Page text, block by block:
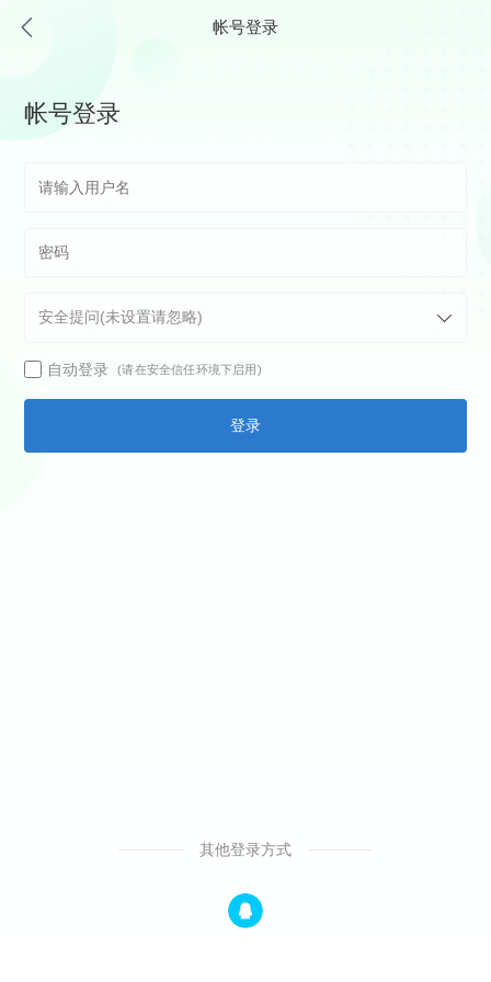
帐号登录
帐号登录
自动登录 (请在安全信任环境下启用)
登录
其他登录方式